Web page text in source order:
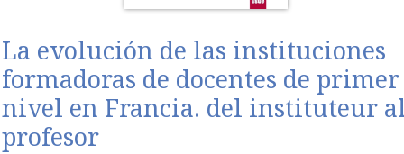
La evolución de las instituciones
formadoras de docentes de primer
nivel en Francia. del instituteur
profesor